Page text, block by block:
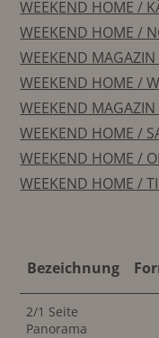
WEEKEND HOME /
WEEKEND HOME /
WEEKEND
WEEKEND HOME /
WEEKEND
WEEKEND HOME /
WEEKEND HOME /
WEEKEND HOME /
Bezeichnung
2/1 Seite
Panorama